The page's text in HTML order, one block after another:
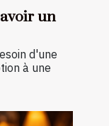
un
d'une
à une